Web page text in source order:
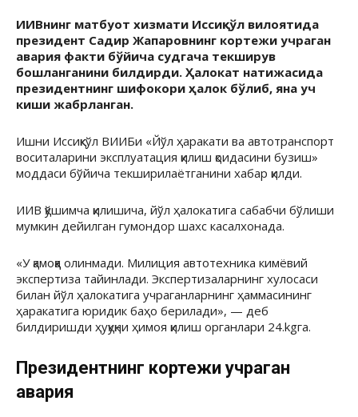
ИИВнинг матбуот хизмати Иссиқкўл вилоятида
президент Садир Жапаровнинг кортежи учраган
авария факти бўйича судгача текширув
бошланганини билдирди. Ҳалокат натижасида
президентнинг шифокори ҳалок бўлиб, яна уч
киши жабрланган.
Ишни Иссиқкўл ВИИБи «Йўл ҳаракати ва автотранспорт
воситаларини эксплуатация қилиш қоидасини бузиш»
моддаси бўйича текширилаётганини хабар қилди.
ИИВ қўшимча қилишича, йўл ҳалокатига сабабчи бўлиши
мумкин дейилган гумондор шахс касалхонада.
«У қамоққа олинмади. Милиция автотехника кимёвий
экспертиза тайинлади. Экспертизаларнинг хулосаси
билан йўл ҳалокатига учраганларнинг ҳаммасининг
ҳаракатига юридик баҳо берилади», — деб
билдиришди ҳуқуқни ҳимоя қилиш органлари 24.kgга.
Президентнинг кортежи учраган
авария